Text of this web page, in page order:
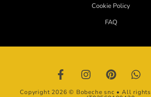
Cookie Policy
FAQ
Copyright 2026 © Bobeche snc • All rights